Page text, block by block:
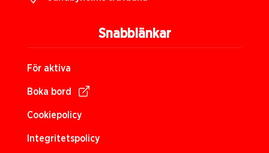
Snabblänkar
För aktiva
Boka bord
Cookiepolicy
Integritetspolicy